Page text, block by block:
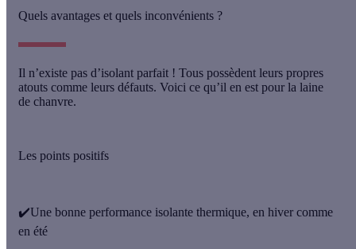
Quels avantages et quels inconvénients ?
Il n’existe pas d’isolant parfait ! Tous possèdent leurs propres
atouts comme leurs défauts. Voici ce qu’il en est pour la laine
de chanvre.
Les points positifs
✔️Une bonne performance isolante thermique, en hiver comme
en été